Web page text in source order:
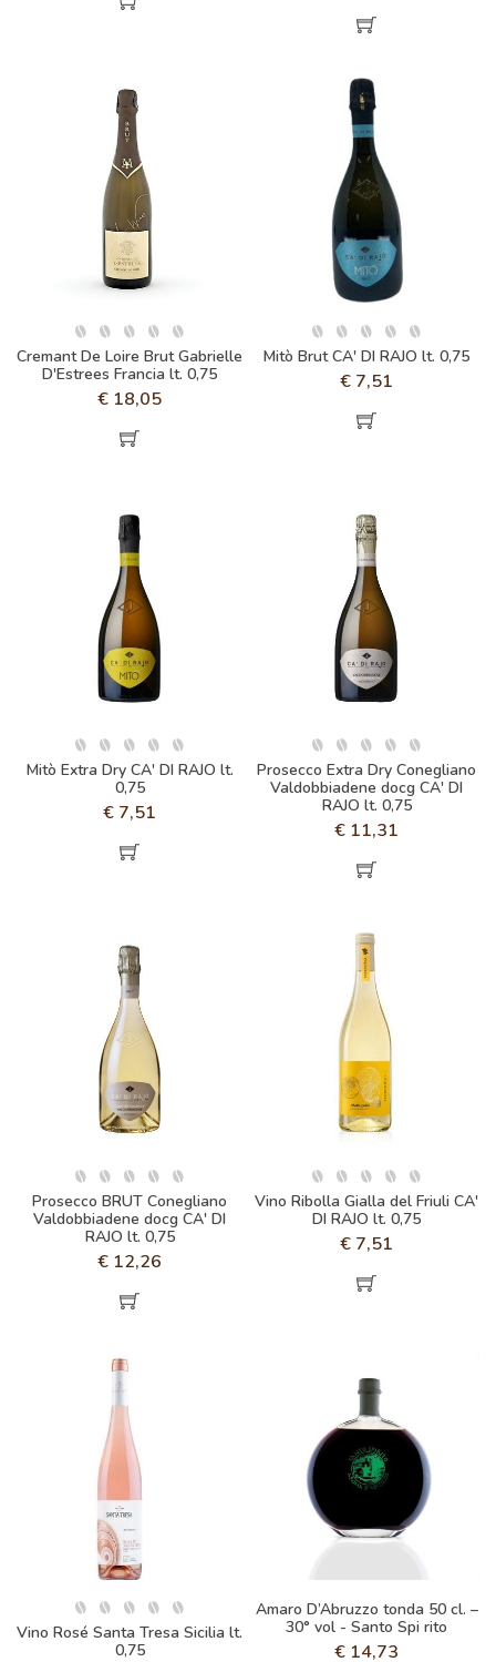
Cremant De Loire Brut Gabrielle
D'Estrees Francia lt. 0,75
€ 18,05
Mitò Brut CA' DI RAJO lt. 0,75
€ 7,51
Mitò Extra Dry CA' DI RAJO lt.
0,75
€ 7,51
Prosecco Extra Dry Conegliano
Valdobbiadene docg CA' DI
RAJO lt. 0,75
€ 11,31
Prosecco BRUT Conegliano
Valdobbiadene docg CA' DI
RAJO lt. 0,75
€ 12,26
Vino Ribolla Gialla del Friuli CA'
DI RAJO lt. 0,75
€ 7,51
Vino Rosé Santa Tresa Sicilia lt.
0,75
Amaro D’Abruzzo tonda 50 cl. –
30° vol - Santo Spi rito
€ 14,73